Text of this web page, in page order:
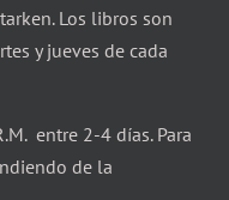
Los libros son
y jueves de cada
entre 2-4 días. Para
de la